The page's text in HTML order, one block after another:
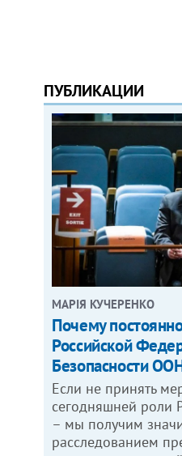
ПУБЛИКАЦИИ
МАРІЯ КУЧЕРЕНКО
​Почему
Российской
Безопасности
Если не принять
сегодняшней роли
– мы получим
расследованием